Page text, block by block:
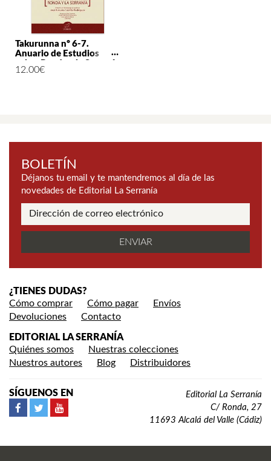
Takurunna nº 6-7.
Anuario de Estudios
sobre Ronda y la Serranía
12.00€
BOLETÍN
Déjanos tu email y te mantendremos al día de las
novedades de Editorial La Serranía
¿TIENES DUDAS?
Cómo comprar
Cómo pagar
Envíos
Devoluciones
Contacto
EDITORIAL LA SERRANÍA
Quiénes somos
Nuestras colecciones
Nuestros autores
Blog Distribuidores
SÍGUENOS EN
Editorial La Serranía
C/ Ronda, 27
11693 Alcalá del Valle (Cádiz)